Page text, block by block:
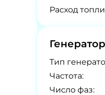
Расход
Генератор
Tип
Частота:
Число фаз: